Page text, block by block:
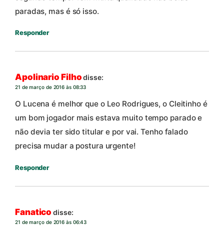
paradas, mas é só isso.
Responder
Apolinario Filhodisse:
21 de março de 2016 às 08:33
O Lucena é melhor que o Leo Rodrigues, o Cleitinho é
um bom jogador mais estava muito tempo parado e
não devia ter sido titular e por vai. Tenho falado
precisa mudar a postura urgente!
Responder
Fanatico disse:
21 de março de 2016 às 06:43